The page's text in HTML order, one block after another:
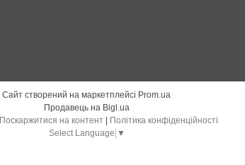
Сайт створений на маркетплейсі Prom.ua
Продавець на Bigl.ua
Поскаржитися на контент
Політика конфіденційності
Select Language ▼